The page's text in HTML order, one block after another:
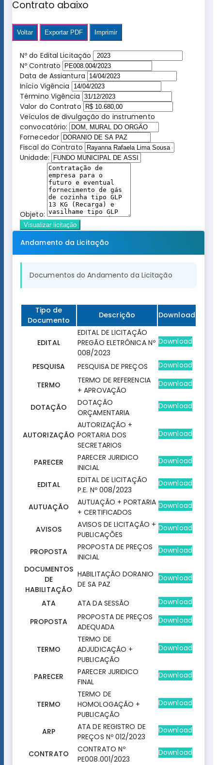
Contrato abaixo
Voltar Exportar PDF Imprimir
Nº do Edital Licitação
Nº Contrato
Data de Assiantura
Início Vigência
Término Vigência
Valor do Contrato
Veículos de divulgação do instrumento
convocatório:
Fornecedor
Fiscal do Contrato
Unidade:
Objeto:
Visualizar licitação
Andamento da Licitação
Documentos do Andamento da Licitação
Tipo de
Documento
Descrição Download
EDITAL
EDITAL DE LICITAÇÃO
PREGÃO ELETRÔNICA Nº
008/2023
Download
PESQUISA PESQUISA DE PREÇOS Download
TERMO
TERMO DE REFERENCIA
+ APROVAÇÃO
Download
DOTAÇÃO
DOTAÇÃO
ORÇAMENTARIA
Download
AUTORIZAÇÃO
AUTORIZAÇÃO +
PORTARIA DOS
SECRETARIOS
Download
PARECER
PARECER JURIDICO
INICIAL
Download
EDITAL
EDITAL DE LICITAÇÃO
P.E. Nº 008/2023
Download
AUTUAÇÃO
AUTUAÇÃO + PORTARIA
+ CERTIFICADOS
Download
AVISOS
AVISOS DE LICITAÇÃO +
PUBLICAÇÕES
Download
PROPOSTA
PROPOSTA DE PREÇOS
INICIAL
Download
DOCUMENTOS
DE
HABILITAÇÃO
HABILITAÇÃO DORANIO
DE SA PAZ
Download
ATA ATA DA SESSÃO Download
PROPOSTA
PROPOSTA DE PREÇOS
ADEQUADA
Download
TERMO
TERMO DE
ADJUDICAÇÃO +
PUBLICAÇÃO
Download
PARECER
PARECER JURIDICO
FINAL
Download
TERMO
TERMO DE
HOMOLOGAÇÃO +
PUBLICAÇÃO
Download
ARP
ATA DE REGISTRO DE
PREÇOS Nº 012/2023
Download
CONTRATO
CONTRATO Nº
PE008.001/2023
Download